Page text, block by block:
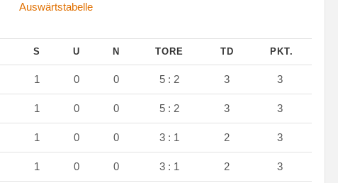
Auswärtstabelle
S U N TORE TD PKT.
1 0 0 5 : 2 3 3
1 0 0 5 : 2 3 3
1 0 0 3 : 1 2 3
1 0 0 3 : 1 2 3